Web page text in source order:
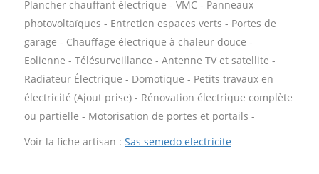
Plancher chauffant électrique - VMC - Panneaux
photovoltaïques - Entretien espaces verts - Portes de
garage - Chauffage électrique à chaleur douce -
Eolienne - Télésurveillance - Antenne TV et satellite -
Radiateur Électrique - Domotique - Petits travaux en
électricité (Ajout prise) - Rénovation électrique complète
ou partielle - Motorisation de portes et portails -
Voir la fiche artisan : Sas semedo electricite